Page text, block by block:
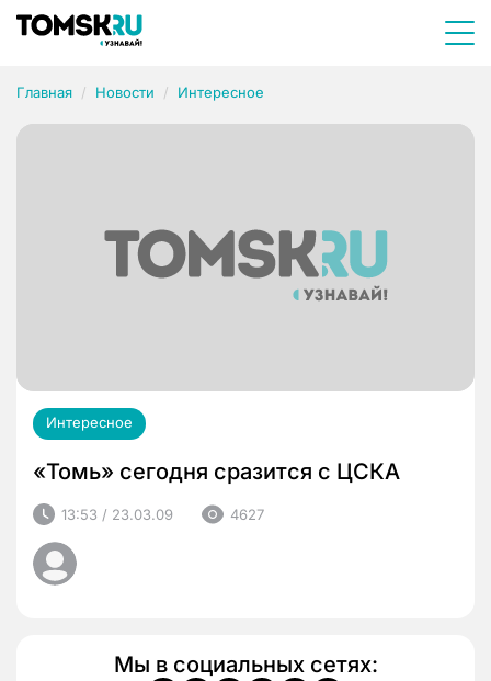
Главная Новости Интересное
Интересное
«Томь» сегодня сразится с ЦСКА
13:53 / 23.03.09 4627
Мы в социальных сетях: